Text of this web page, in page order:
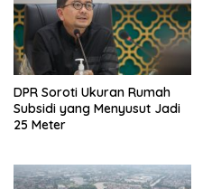
DPR Soroti Ukuran Rumah
Subsidi yang Menyusut Jadi
25 Meter